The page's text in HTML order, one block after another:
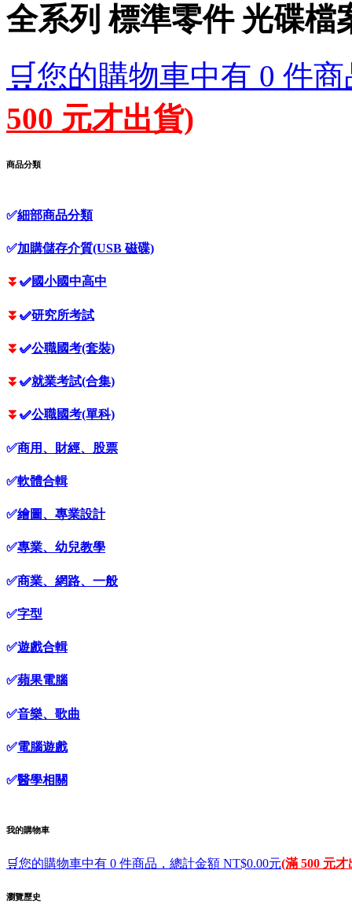
全系列 標準零件 光碟檔
🛒您的購物車中有 0 件
500 元才出貨)
商品分類
✅細部商品分類
✅加購儲存介質(USB 磁碟)
⏬ ✅國小國中高中
⏬ ✅研究所考試
⏬ ✅公職國考(套裝)
⏬ ✅就業考試(合集)
⏬ ✅公職國考(單科)
✅商用、財經、股票
✅軟體合輯
✅繪圖、專業設計
✅專業、幼兒教學
✅商業、網路、一般
✅字型
✅遊戲合輯
✅蘋果電腦
✅音樂、歌曲
✅電腦遊戲
✅醫學相關
我的購物車
🛒您的購物車中有 0 件商品，總計金額 NT$0.00元(滿 500 元才
瀏覽歷史